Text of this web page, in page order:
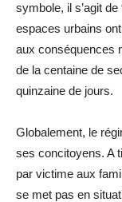
symbole, il s’agit
espaces urbains
aux conséquences
de la centaine de
quinzaine de jours.
Globalement, le
ses concitoyens. A
par victime aux
se met pas en